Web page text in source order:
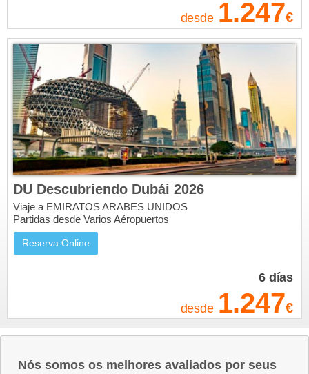
1.247€
desde
DU Descubriendo Dubái 2026
Viaje a EMIRATOS ARABES UNIDOS
Partidas desde Varios Aéropuertos
Reserva Online
6 días
1.247€
desde
Nós somos os melhores avaliados por seus